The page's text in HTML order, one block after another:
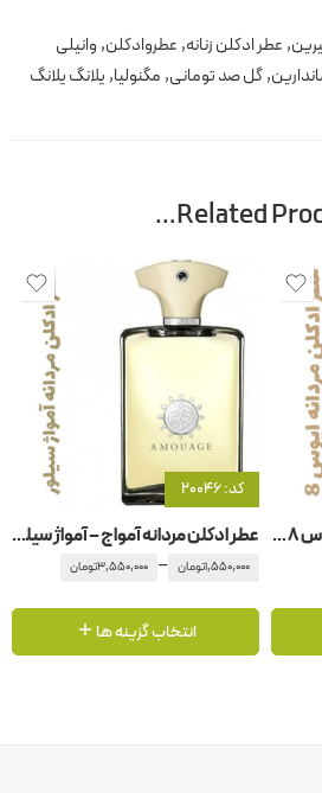
, عطر ادکلن زنانه, عطروادکلن, وانیلی
,گل صد تومانی, مگنولیا, یلانگ یلانگ
Related
عطر ادکلن مردانه اوپوس-اپوس 8 آمواج – آمواژ اوپوس
کد: 20046
عطر ادکلن مردانه آمواج – آمواژ سیلور
1,550,000تومان –
3,550,000تومان
انتخاب گزینه ها